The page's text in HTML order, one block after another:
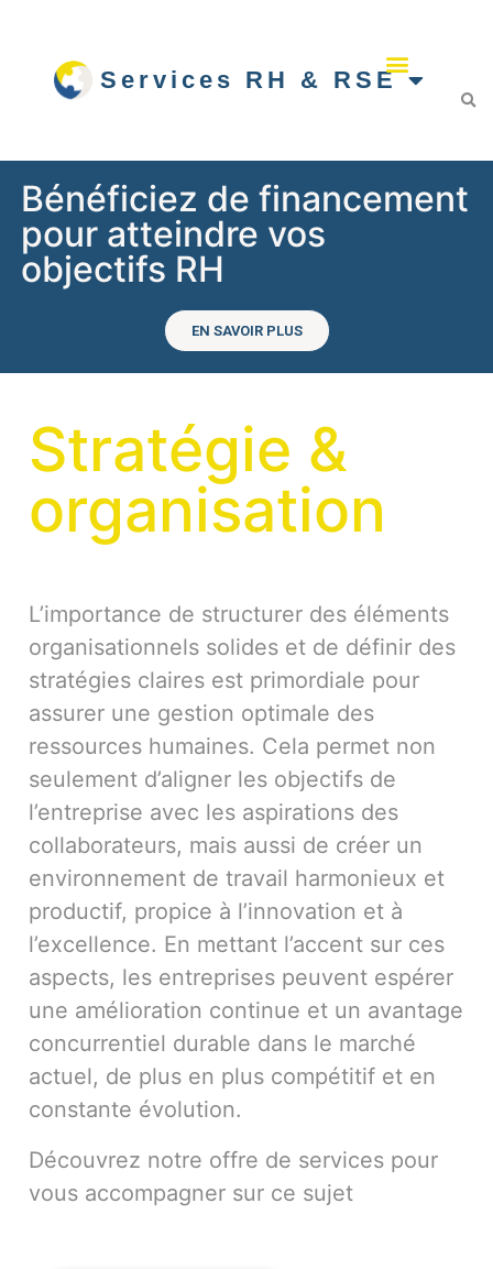
Services RH & RSE
Bénéficiez de financement
pour atteindre vos
objectifs RH
EN SAVOIR PLUS
Stratégie &
organisation
L’importance de structurer des éléments
organisationnels solides et de définir des
stratégies claires est primordiale pour
assurer une gestion optimale des
ressources humaines. Cela permet non
seulement d’aligner les objectifs de
l’entreprise avec les aspirations des
collaborateurs, mais aussi de créer un
environnement de travail harmonieux et
productif, propice à l’innovation et à
l’excellence. En mettant l’accent sur ces
aspects, les entreprises peuvent espérer
une amélioration continue et un avantage
concurrentiel durable dans le marché
actuel, de plus en plus compétitif et en
constante évolution.
Découvrez notre offre de services pour
vous accompagner sur ce sujet